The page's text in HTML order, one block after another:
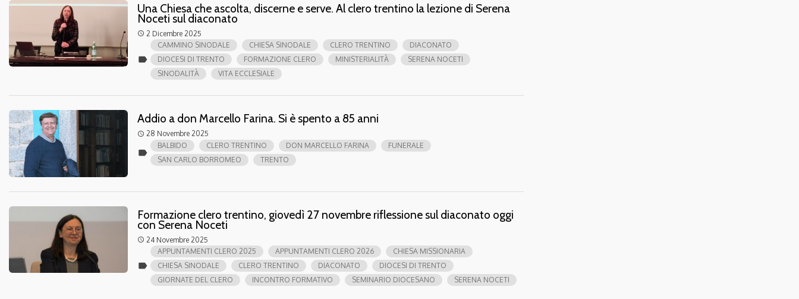
Una Chiesa che ascolta, discerne e serve. Al clero trentino la lezione di Serena
Noceti sul diaconato
access_time 2 Dicembre 2025
label
CAMMINO SINODALE CHIESA SINODALE CLERO TRENTINO
DIACONATO
DIOCESI DI TRENTO
FORMAZIONE CLERO MINISTERIALITÀ
SERENA NOCETI
SINODALITÀ
VITA ECCLESIALE
Addio a don Marcello Farina. Si è spento a 85 anni
access_time 28 Novembre 2025
label
BALBIDO CLERO TRENTINO DON MARCELLO FARINA
FUNERALE
SAN CARLO BORROMEO
TRENTO
Formazione clero trentino, giovedì 27 novembre riflessione sul diaconato oggi
con Serena Noceti
access_time 24 Novembre 2025
label
APPUNTAMENTI CLERO 2025 APPUNTAMENTI CLERO 2026
CHIESA MISSIONARIA
CHIESA SINODALE
CLERO TRENTINO DIACONATO
DIOCESI DI TRENTO
GIORNATE DEL CLERO
INCONTRO FORMATIVO SEMINARIO DIOCESANO SERENA NOCETI